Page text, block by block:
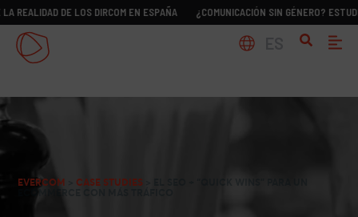
DE LOS DIRCOM EN ESPAÑA ¿COMUNICACIÓN SIN GÉNERO? ESTUDIO
EVERCOM CASE STUDIES